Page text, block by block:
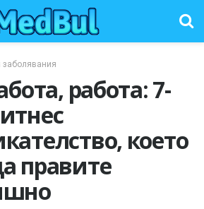
заболявания
работа: 7-
което
правите